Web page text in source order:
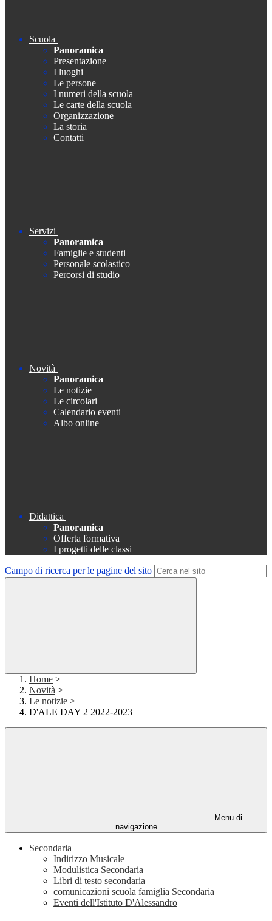
Scuola
Panoramica
Presentazione
I luoghi
Le persone
I numeri della scuola
Le carte della scuola
Organizzazione
La storia
Contatti
Servizi
Panoramica
Famiglie e studenti
Personale scolastico
Percorsi di studio
Novità
Panoramica
Le notizie
Le circolari
Calendario eventi
Albo online
Didattica
Panoramica
Offerta formativa
I progetti delle classi
Campo di ricerca per le pagine del sito
Home >
Novità >
Le notizie >
D'ALE DAY 2 2022-2023
Menu di
navigazione
Secondaria
Indirizzo Musicale
Modulistica Secondaria
Libri di testo secondaria
comunicazioni scuola famiglia Secondaria
Eventi dell'Istituto D'Alessandro